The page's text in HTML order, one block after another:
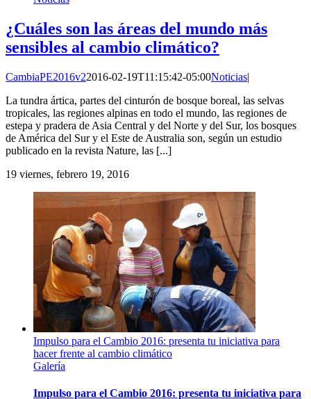
¿Cuáles son las áreas del mundo más
sensibles al cambio climático?
CambiaPE2016v22016-02-19T11:15:42-05:00Noticias|
La tundra ártica, partes del cinturón de bosque boreal, las selvas
tropicales, las regiones alpinas en todo el mundo, las regiones de
estepa y pradera de Asia Central y del Norte y del Sur, los bosques
de América del Sur y el Este de Australia son, según un estudio
publicado en la revista Nature, las [...]
19 viernes, febrero 19, 2016
Impulso para el Cambio 2016: presenta tu iniciativa para
hacer frente al cambio climático
Galería
Impulso para el Cambio 2016: presenta tu iniciativa para